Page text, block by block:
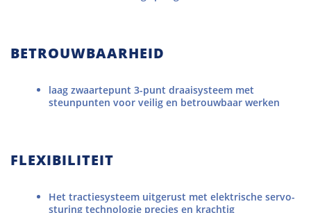
BETROUWBAARHEID
laag zwaartepunt 3-punt draaisysteem met
steunpunten voor veilig en betrouwbaar werken
FLEXIBILITEIT
Het tractiesysteem uitgerust met elektrische servo-
sturing technologie precies en krachtig